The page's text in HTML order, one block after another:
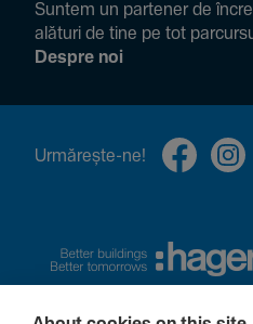
Suntem un partener de
alături de tine pe tot
Despre noi
Urmă­rește-ne!